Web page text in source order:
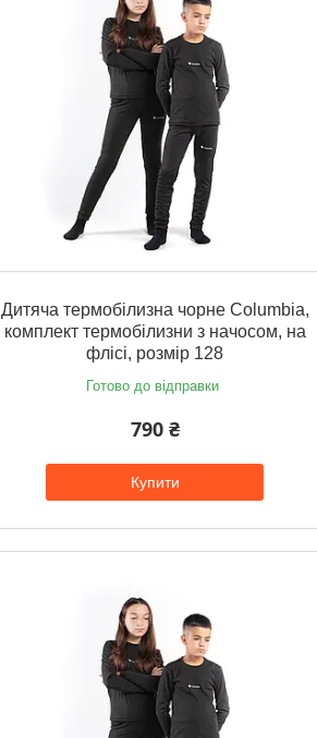
Дитяча термобілизна чорне Columbia,
комплект термобілизни з начосом, на
флісі, розмір 128
Готово до відправки
790 ₴
Купити